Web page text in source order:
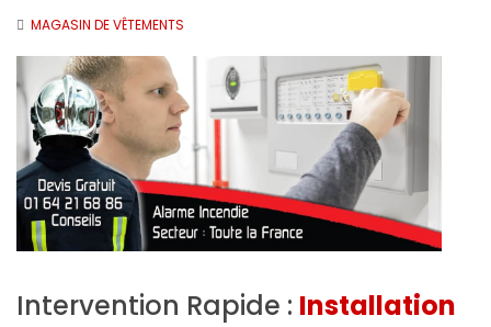
MAGASIN DE VÊTEMENTS
Intervention Rapide : Installation